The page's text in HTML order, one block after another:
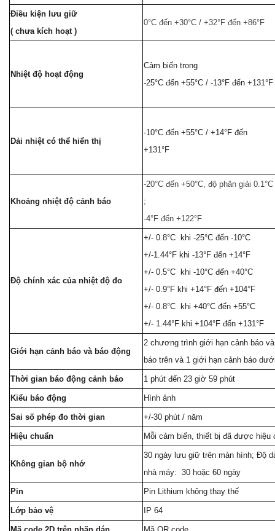
Điều kiện lưu giữ
( chưa kích hoạt )
0°Cđến +30°C/ +32°F đến +86°F
Nhiệt độ hoạt động
Cảm biến trong
-25°C đến +55°C / -13°F đến +131°F
Dải nhiệt có thể hiển thị
-10°C đến +55°C / +14°F đến
+131°F
Khoảng nhiệt độ cảnh báo
-20°Cđến +50°C, độ phân giải 0.1°C
;
-4°F đến +122°F
Độ chính xác của nhiệt độ đo
+/- 0.8°C khi -25°C đến -10°C
+/-1.44°F khi -13°F đến +14°F
+/- 0.5°C khi -10°C đến +40°C
+/- 0.9°F khi +14°F đến +104°F
+/- 0.8°C khi +40°C đến +55°C
+/- 1.44°F khi +104°F đến +131°F
Giới hạn cảnh báo và báo động
2 chương trình giới hạn cảnh báo
báo trên và 1 giới hạn cảnh báo
Thời gian báo động cảnh báo 1 phút đến 23 giờ 59 phút
Kiểu báo động Hình ảnh
Sai số phép đo thời gian +/-30 phút / năm
Hiệu chuẩn Mỗi cảm biến, thiết bị đã được hiệu
Không gian bộ nhớ
30 ngày lưu giữ trên màn hình; Độ
nhà máy: 30 hoặc 60 ngày
Pin Pin Lithium không thay thế
Lớp bảo vệ IP 64